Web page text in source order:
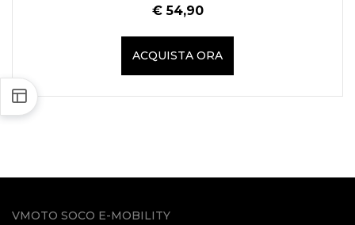
€ 54,90
ACQUISTA ORA
VMOTO SOCO E-MOBILITY